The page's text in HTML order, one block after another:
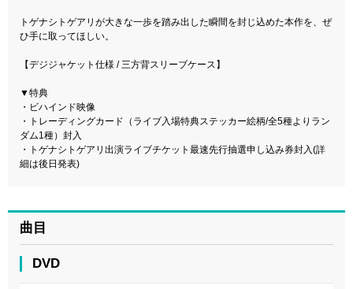
トゲナシトゲアリが大きな一歩を踏み出した瞬間を封じ込めた本作を、ぜ
ひ手に取ってほしい。
【デジジャケット仕様 / 三方背スリーブケース】
▼特典
・ビハインド映像
・トレーディングカード（ライブ入場特典ステッカー絵柄/全5種よりラン
ダム1種）封入
・トゲナシトゲアリ出演ライブチケット最速先行抽選申し込み券封入(詳
細は後日発表)
曲目
DVD